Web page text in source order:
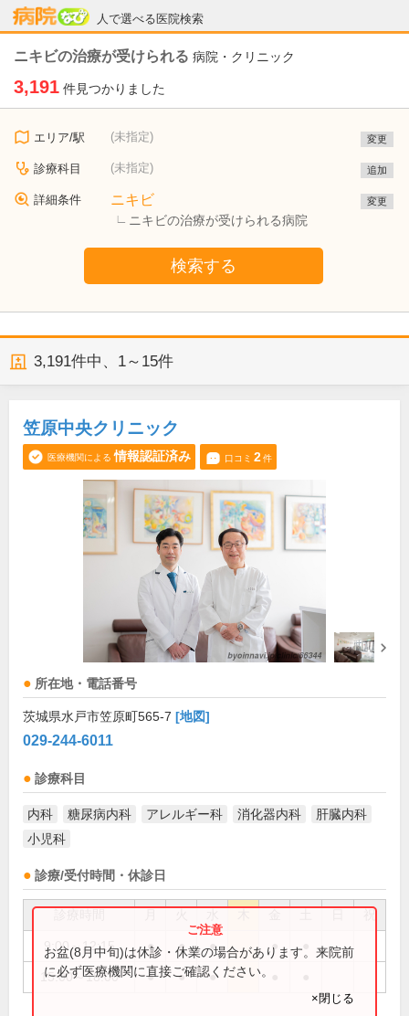
人で選べる医院検索
病院なび
ニキビの治療が受けられる 病院・クリニック
3,191 件見つかりました
エリア/駅 (未指定) 変更
診療科目 (未指定) 追加
詳細条件 ニキビ
ニキビの治療が受けられる病院
変更
検索する
3,191件中、 1～15件
笠原中央クリニック
医療機関による 情報認証済み 口コミ 2件
所在地・電話番号
茨城県水戸市笠原町565-7 [地図]
029-244-6011
診療科目
内科 糖尿病内科 アレルギー科 消化器内科
肝臓内科
小児科
診療/受付時間・休診日
祝
9:00～12:15 ● ● ● ●
15:00～18:00 ● ● ●
お盆(8月中旬)は休診・休業の場合があります。来院前
に必ず医療機関に直接ご確認ください。
×閉じる